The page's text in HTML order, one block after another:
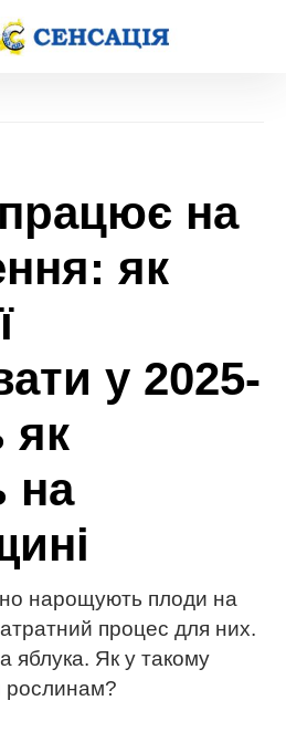
на
як
у 2025-
як
на
нарощують плоди на
процес для них.
яблука. Як у такому
рослинам?